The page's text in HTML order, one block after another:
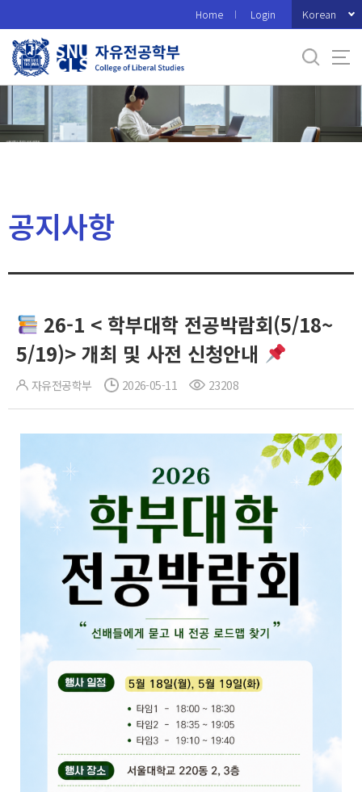
로
메
Home Login Korean
공지사항
26-1 < 학부대학 전공박람회(5/18~
5/19)> 개최 및 사전 신청안내
자유전공학부 2026-05-11 23208